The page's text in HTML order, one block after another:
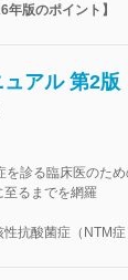
年版のポイント】
アル 第2版
を診る臨床医のた
至るまでを網羅
性抗酸菌症（NTM